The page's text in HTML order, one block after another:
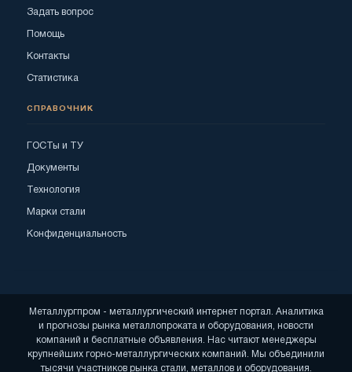
Задать вопрос
Помощь
Контакты
Статистика
СПРАВОЧНИК
ГОСТы и ТУ
Документы
Технология
Марки стали
Конфиденциальность
Металлургпром - металлургический интернет портал. Аналитика
и прогнозы рынка металлопроката и оборудования, новости
компаний и бесплатные объявления. Нас читают менеджеры
крупнейших горно-металлургических компаний. Мы объединили
тысячи участников рынка стали, металлов и оборудования.